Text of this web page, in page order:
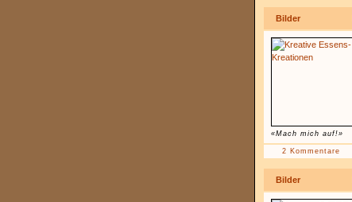
Bilder
«Mach mich auf!»
2 Kommentare
Bilder